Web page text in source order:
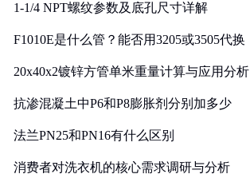
1-1/4 NPT螺纹参数及底孔尺寸详解
F1010E是什么管？能否用3205或3505代换
20x40x2镀锌方管单米重量计算与应用分析
抗渗混凝土中P6和P8膨胀剂分别加多少
法兰PN25和PN16有什么区别
消费者对洗衣机的核心需求调研与分析